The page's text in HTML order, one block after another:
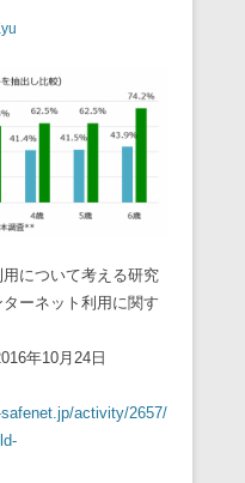
について考える研究
ーネット利用に関す
年10月24日
activity/2657/